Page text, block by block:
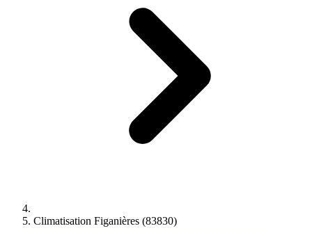
Climatisation Figanières (83830)